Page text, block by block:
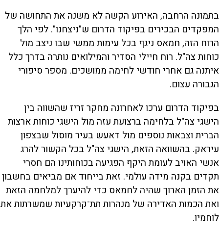
בתמונה הרחבה, האירוע הקשה לא משנה את התחושה של
המפקדים הבכירים בפיקוד הדרום ש"ניצחנו". לפי הלך
הרוח הזה, חמאס ניגף בכל עימות ממשי שבו ניצב מול
כוחות צה"ל. רוח חיילי הסדיר והמילואים נותרה בדרך כלל
איתנה גם אחרי חודשי לחימה ממושכים. מספר סיפורי
הגבורה עצום.
בפיקוד הדרום ערכו לאחרונה מחקר זריז שהשווה בין
הישגי צה"ל בלחימה ברצועת עזה מול הישגי כוחות ארצות
הברית וצבאות נוספים מול דאעש בעיר מוסול שבצפון
עיראק. בהשוואה הזאת, הישגי צה"ל בכל הקשור להרג
אנשי האויב לעומת היקף הפגיעה בכוחותינו הם חסרי
תקדים בקנה מידה עולמי. זאת בייחוד אם מביאים בחשבון
את הזמן הארוך שהיה לחמאס כדי להיערך למלחמה הזאת
ואת הכמות האדירה של מנהרות תת־קרקעיות שמשרתות את
לוחמיו.